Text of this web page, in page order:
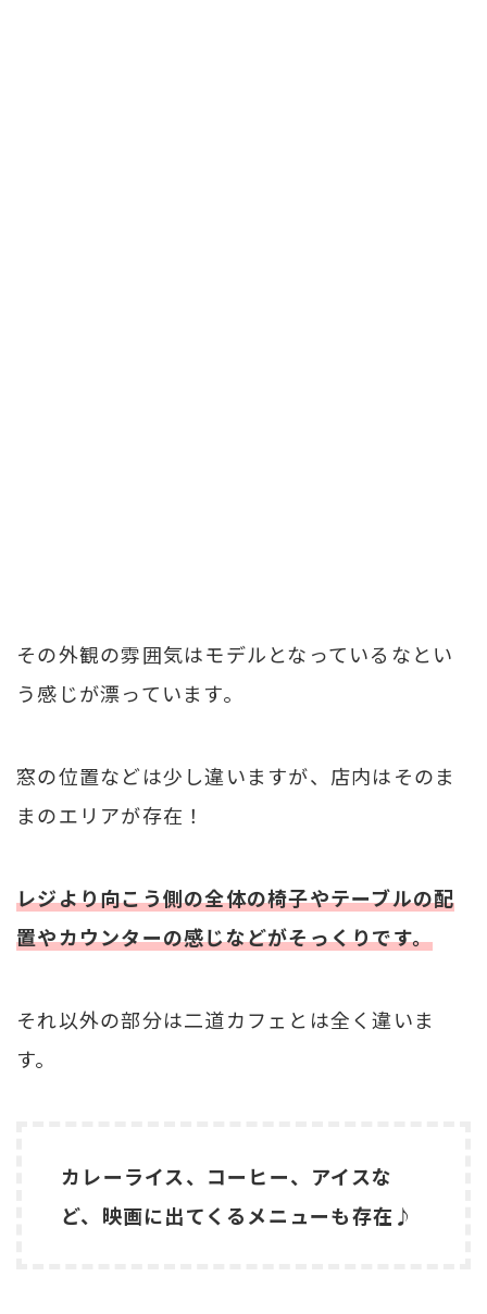
その外観の雰囲気はモデルとなっているなとい
う感じが漂っています。
窓の位置などは少し違いますが、店内はそのま
まのエリアが存在！
レジより向こう側の全体の椅子やテーブルの配
置やカウンターの感じなどがそっくりです。
それ以外の部分は二道カフェとは全く違いま
す。
カレーライス、コーヒー、アイスな
ど、映画に出てくるメニューも存在♪